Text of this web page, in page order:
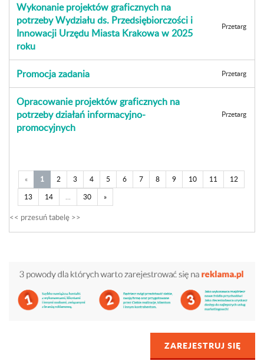
Wykonanie projektów graficznych na
potrzeby Wydziału ds. Przedsiębiorczości i
Innowacji Urzędu Miasta Krakowa w 2025
roku
Przetarg
Promocja zadania Przetarg
Opracowanie projektów graficznych na
potrzeby działań informacyjno-
promocyjnych
Przetarg
« 1 2 3 4 5 6 7 8 9 10 11
12
13
14 ... 30 »
ZAREJESTRUJ SIĘ